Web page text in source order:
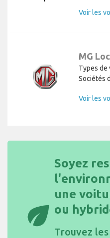
Voir les
MG
Types de
Sociétés
Voir les
eco
Soyez
une
ou
Trouvez les